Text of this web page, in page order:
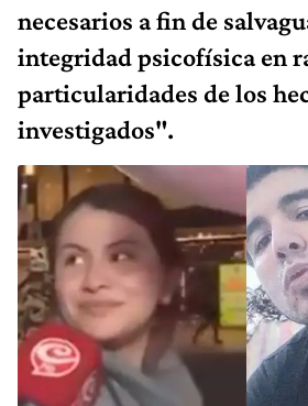
necesarios a fin de
integridad psicofísica en
particularidades de los
investigados".